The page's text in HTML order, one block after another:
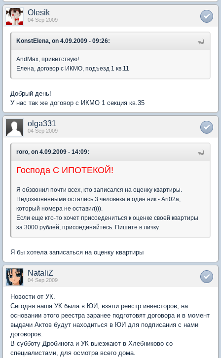
Olesik
04 Sep 2009
KonstElena, on 4.09.2009 - 09:26:
AndMax, приветствую!
Елена, договор с ИКМО, подъезд 1 кв.11
Добрый день!
У нас так же договор с ИКМО 1 секция кв.35
olga331
04 Sep 2009
roro, on 4.09.2009 - 14:09:
Господа С ИПОТЕКОЙ!
Я обзвонил почти всех, кто записался на оценку квартиры.
Недозвоненными остались 3 человека и один ник - Ari02a,
который номера не оставил))).
Если еще кто-то хочет присоедениться к оценке своей квартиры
за 3000 рублей, присоединяйтесь. Пишите в личку.
Я бы хотела записаться на оценку квартиры
NataliZ
04 Sep 2009
Новости от УК.
Сегодня наша УК была в ЮИ, взяли реестр инвесторов, на
основании этого реестра заранее подготовят договора и в момент
выдачи Актов будут находиться в ЮИ для подписания с нами
договоров.
В субботу Дробинога и УК выезжают в Хлебниково со
специалистами, для осмотра всего дома.